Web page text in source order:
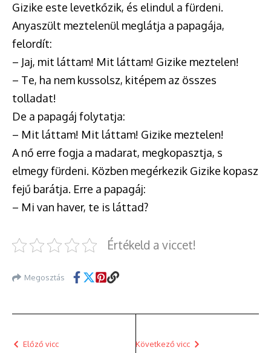
Gizike este levetkőzik, és elindul a fürdeni.
Anyaszült meztelenül meglátja a papagája,
felordít:
– Jaj, mit láttam! Mit láttam! Gizike meztelen!
– Te, ha nem kussolsz, kitépem az összes
tolladat!
De a papagáj folytatja:
– Mit láttam! Mit láttam! Gizike meztelen!
A nő erre fogja a madarat, megkopasztja, s
elmegy fürdeni. Közben megérkezik Gizike kopasz
fejű barátja. Erre a papagáj:
– Mi van haver, te is láttad?
Értékeld a viccet!
Megosztás
Előző vicc Következő vicc